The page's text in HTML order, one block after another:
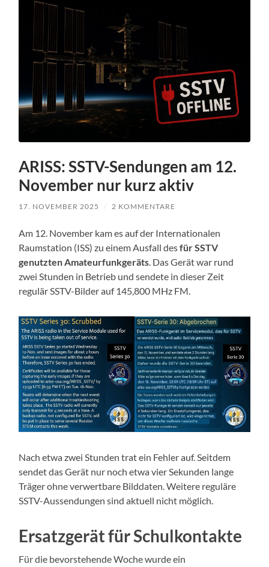
ARISS: SSTV-Sendungen am 12.
November nur kurz aktiv
17. NOVEMBER 2025 / 2 KOMMENTARE
Am 12. November kam es auf der Internationalen
Raumstation (ISS) zu einem Ausfall desfür SSTV
genutzten Amateurfunkgeräts . Das Gerät war rund
zwei Stunden in Betrieb und sendete in dieser Zeit
regulär SSTV-Bilder auf 145,800 MHz FM.
Nach etwa zwei Stunden trat ein Fehler auf. Seitdem
sendet das Gerät nur noch etwa vier Sekunden lange
Träger ohne verwertbare Bilddaten. Weitere reguläre
SSTV-Aussendungen sind aktuell nicht möglich.
Ersatzgerät für Schulkontakte
Für die bevorstehende Woche wurde ein